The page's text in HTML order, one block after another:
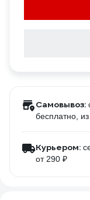
Самовывоз:
бесплатно ,
Курьером:
от 290 ₽